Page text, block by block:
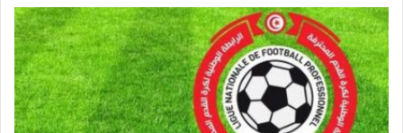
قرارات
الرابطة
المحترفة
لكرة
القدم